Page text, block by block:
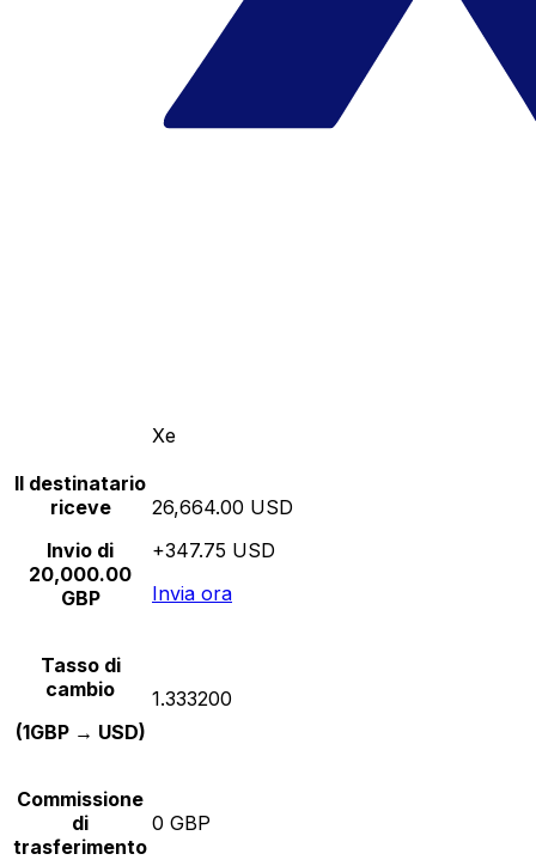
Xe
Il destinatario
riceve
Invio di
20,000.00
GBP
26,664.00 USD
+347.75 USD
Invia ora
Tasso di
cambio
(1GBP → USD)
1.333200
Commissione
di
trasferimento
0 GBP